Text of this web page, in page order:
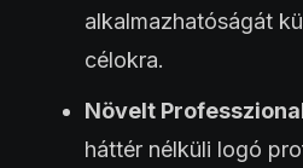
alkalmazhatóságát
célokra.
Növelt
háttér nélküli logó